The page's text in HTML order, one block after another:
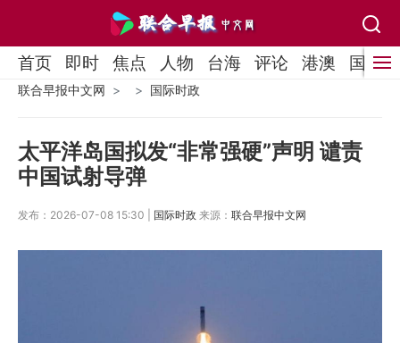
首页 即时 焦点 人物 台海 评论 港澳 国际
联合早报中文网 国际时政
太平洋岛国拟发“非常强硬”声明 谴责
中国试射导弹
发布：2026-07-08 15:30 | 国际时政 来源： 联合早报中文网